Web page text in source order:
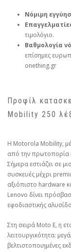
Νόμιμη
τιμολόγιο.
Βαθμολογία
επίσημες
onething.gr
Προφίλ
Mobility 250
Η Motorola Mobility,
από την πρωτοπορία
Σήμερα εστιάζει σε
συσκευές μέχρι
αξιόπιστο hardware
Lenovo δίνει
εφοδιαστικής
Στη σειρά Moto E, η
λειτουργικότητα:
βελτιστοποιημένες